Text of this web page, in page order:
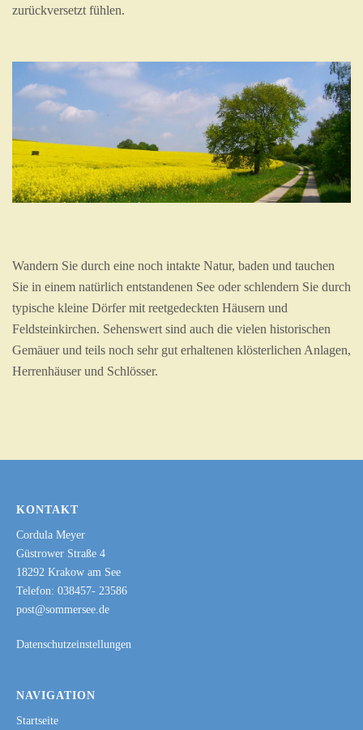
zurückversetzt fühlen.
Wandern Sie durch eine noch intakte Natur, baden und tauchen
Sie in einem natürlich entstandenen See oder schlendern Sie durch
typische kleine Dörfer mit reetgedeckten Häusern und
Feldsteinkirchen. Sehenswert sind auch die vielen historischen
Gemäuer und teils noch sehr gut erhaltenen klösterlichen Anlagen,
Herrenhäuser und Schlösser.
KONTAKT
Cordula Meyer
Güstrower Straße 4
18292 Krakow am See
Telefon: 038457- 23586
post@sommersee.de
Datenschutzeinstellungen
NAVIGATION
Startseite